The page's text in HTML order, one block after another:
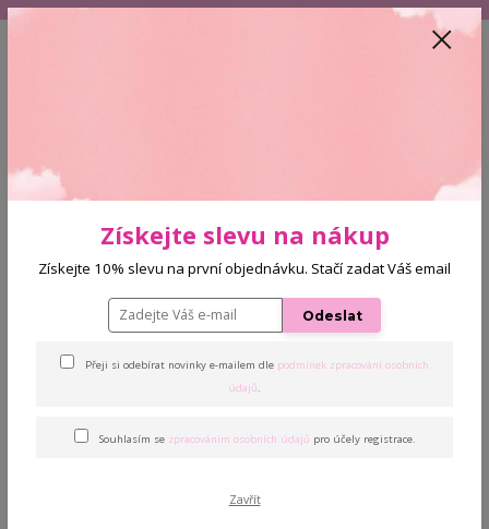
Umělé řasy Mink 0,20 D 13
Získejte slevu na nákup
Získejte 10% slevu na první objednávku. Stačí zadat Váš email
Odeslat
Přeji si odebírat novinky e-mailem dle podmínek zpracování osobních
údajů.
Souhlasím se zpracováním osobních údajů pro účely registrace.
Zavřít